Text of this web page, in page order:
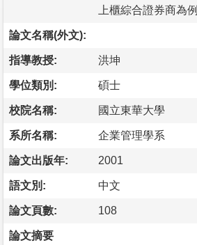
上櫃綜合證券商為例
論文名稱(外文):
指導教授: 洪坤
學位類別: 碩士
校院名稱: 國立東華大學
系所名稱: 企業管理學系
論文出版年: 2001
語文別: 中文
論文頁數: 108
論文摘要